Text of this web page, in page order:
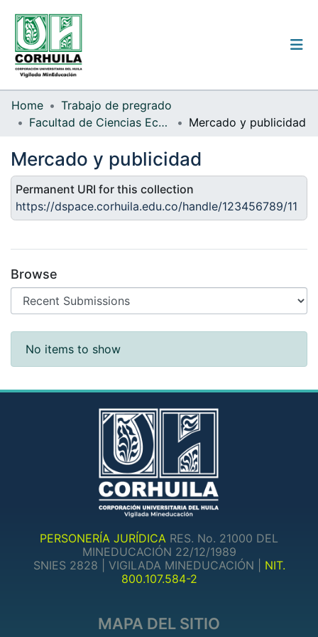
Institutional guidelines
All of the repository
Statistics
Log
(current)
Home
Trabajo de pregrado
Facultad de Ciencias Económicas y Administrativas
Mercado y publicidad
Mercado y publicidad
Permanent URI for this collection
https://dspace.corhuila.edu.co/handle/123456789/11
Browse
Recent Submissions
No items to show
PERSONERÍA JURÍDICA RES. No. 21000 DEL
MINEDUCACIÓN 22/12/1989
SNIES 2828 | VIGILADA MINEDUCACIÓN | NIT.
800.107.584-2
MAPA DEL SITIO